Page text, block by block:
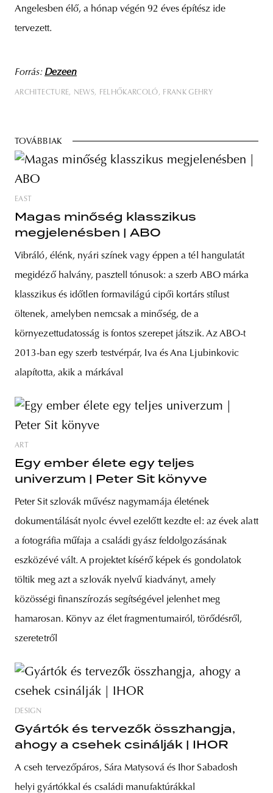
Angelesben élő, a hónap végén 92 éves építész ide
tervezett.
Forrás: Dezeen
ARCHITECTURE NEWS FELHŐKARCOLÓ FRANK GEHRY
TOVÁBBIAK
EAST
Magas minőség klasszikus
megjelenésben | ABO
Vibráló, élénk, nyári színek vagy éppen a tél hangulatát
megidéző halvány, pasztell tónusok: a szerb ABO márka
klasszikus és időtlen formavilágú cipői kortárs stílust
öltenek, amelyben nemcsak a minőség, de a
környezettudatosság is fontos szerepet játszik. Az ABO-t
2013-ban egy szerb testvérpár, Iva és Ana Ljubinkovic
alapította, akik a márkával
ART
Egy ember élete egy teljes
univerzum | Peter Sit könyve
Peter Sit szlovák művész nagymamája életének
dokumentálását nyolc évvel ezelőtt kezdte el: az évek alatt
a fotográfia műfaja a családi gyász feldolgozásának
eszközévé vált. A projektet kísérő képek és gondolatok
töltik meg azt a szlovák nyelvű kiadványt, amely
közösségi finanszírozás segítségével jelenhet meg
hamarosan. Könyv az élet fragmentumairól, törődésről,
szeretetről
DESIGN
Gyártók és tervezők összhangja,
ahogy a csehek csinálják | IHOR
A cseh tervezőpáros, Sára Matysová és Ihor Sabadosh
helyi gyártókkal és családi manufaktúrákkal